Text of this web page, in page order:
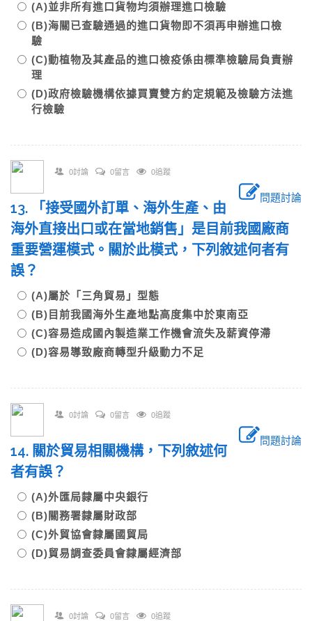
(A)並非所有進口貨物均須辦理進口檢驗
(B)海關已查驗通過的進口貨物即不須再申辦進口檢
驗
(C)動植物及其產品的進口檢疫係由標準檢驗局負責辦
理
(D)政府檢驗機構依據買賣雙方約定規範及檢驗方法進
行檢驗
0討論 0留言 0追蹤
問題討論
13. 「接受國外訂單、海外生產、由
海外直接出口或在當地銷售」是目前我國廠商
重要營運模式。關於此模式，下列敘述何者有
誤？
(A)屬於「三角貿易」型態
(B)目前我國海外生產地點高度集中於東南亞
(C)容易造成國內製造業工作機會流失及薪資停滯
(D)容易導致廠商轉型升級動力不足
0討論 0留言 0追蹤
問題討論
14. 關於貿易相關機構，下列敘述何
者有誤？
(A)外匯局隸屬中央銀行
(B)關務署隸屬財政部
(C)外貿協會隸屬國貿局
(D)貿易調查委員會隸屬經濟部
0討論 0留言 0追蹤